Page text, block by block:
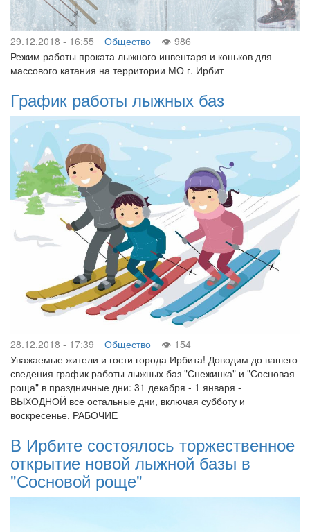
29.12.2018 - 16:55 Общество
986
Режим работы проката лыжного инвентаря и коньков для
массового катания на территории МО г. Ирбит
График работы лыжных баз
28.12.2018 - 17:39 Общество
154
Уважаемые жители и гости города Ирбита! Доводим до вашего
сведения график работы лыжных баз "Снежинка" и "Сосновая
роща" в праздничные дни: 31 декабря - 1 января -
ВЫХОДНОЙ все остальные дни, включая субботу и
воскресенье, РАБОЧИЕ
В Ирбите состоялось торжественное
открытие новой лыжной базы в
"Сосновой роще"